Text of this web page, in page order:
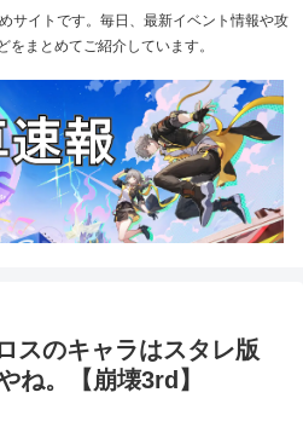
サイトです。毎日、最新イベント情報や攻
をまとめてご紹介しています。
スのキャラはスタレ版
ね。【崩壊3rd】